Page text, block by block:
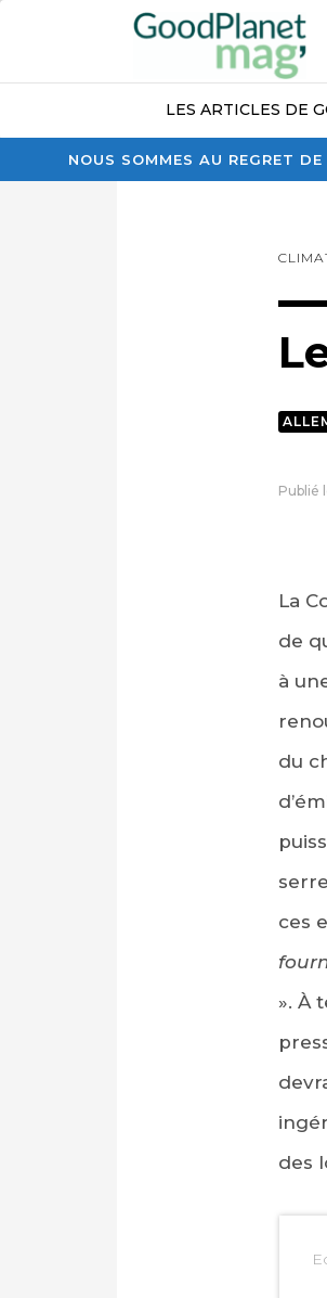
NOUS SOMMES AU REGRET
LES ARTICLES DE
Publié
La
de
à
du
ces
». À
des